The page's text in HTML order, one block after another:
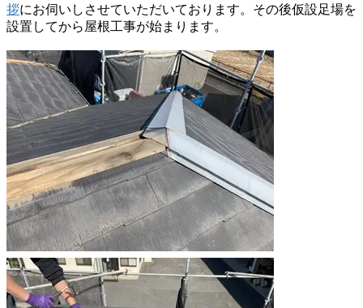
拶にお伺いしさせていただいております。その後仮設足場を
設置してから屋根工事が始まります。